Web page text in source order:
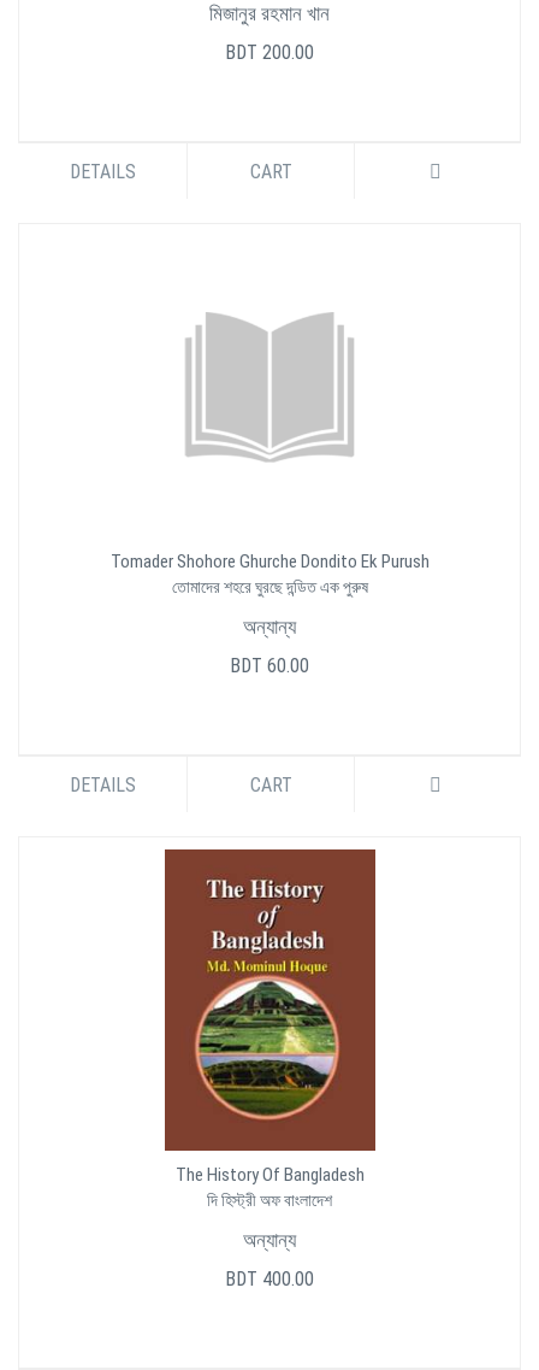
মিজানুর রহমান খান
BDT 200.00
DETAILS CART
Tomader Shohore Ghurche Dondito Ek Purush
তোমাদের শহরে ঘুরছে দন্ডিত এক পুরুষ
অন্যান্য
BDT 60.00
DETAILS CART
The History Of Bangladesh
দি হিস্ট্রী অফ বাংলাদেশ
অন্যান্য
BDT 400.00